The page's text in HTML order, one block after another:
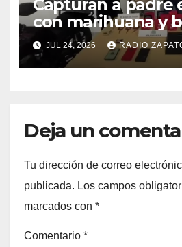
Capturan a padre
con marihuana y
coca en el barrio
Merced de
JUL 24, 2026 RADIO
Deja un
Tu dirección de correo
publicada. Los campos
marcados con *
Comentario *